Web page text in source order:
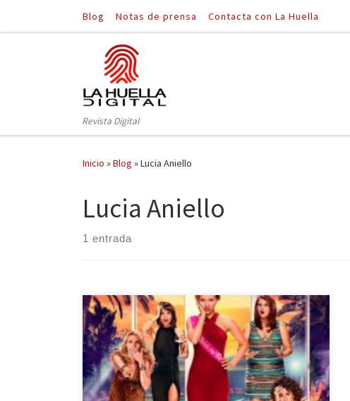
Saltar al contenido
Blog Notas de prensa Contacta con La Huella
Revista Digital
Inicio »Blog »Lucia Aniello
Lucia Aniello
1 entrada
Lucia Aniello, conocida por dirigir la serie de televisión
Broad City, debuta en la gran pantalla dirigiendo esta
curiosa comedia sobre un grupo de amigas
celebrando una despedida de soltera en Miami, cuya
fiesta acaba por descontrolarse cuando el stripper al